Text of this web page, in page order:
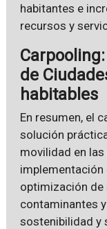
habitantes e
recursos y
de
habitables
En resumen, el
solución
movilidad en
optimización de
contaminantes
sostenibilidad y